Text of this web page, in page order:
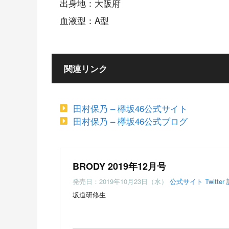
出身地：大阪府
血液型：A型
関連リンク
田村保乃 – 欅坂46公式サイト
田村保乃 – 欅坂46公式ブログ
BRODY 2019年12月号
発売日：2019年10月23日（水） 公式サイト Twitter
坂道研修生